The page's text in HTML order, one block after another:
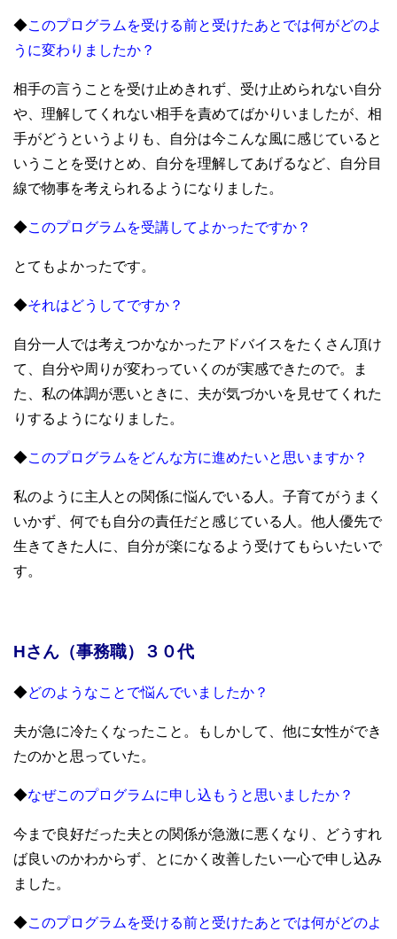
◆このプログラムを受ける前と受けたあとでは何がどのよ
うに変わりましたか？
相手の言うことを受け止めきれず、受け止められない自分
や、理解してくれない相手を責めてばかりいましたが、相
手がどうというよりも、自分は今こんな風に感じていると
いうことを受けとめ、自分を理解してあげるなど、自分目
線で物事を考えられるようになりました。
◆このプログラムを受講してよかったですか？
とてもよかったです。
◆それはどうしてですか？
自分一人では考えつかなかったアドバイスをたくさん頂け
て、自分や周りが変わっていくのが実感できたので。ま
た、私の体調が悪いときに、夫が気づかいを見せてくれた
りするようになりました。
◆このプログラムをどんな方に進めたいと思いますか？
私のように主人との関係に悩んでいる人。子育てがうまく
いかず、何でも自分の責任だと感じている人。他人優先で
生きてきた人に、自分が楽になるよう受けてもらいたいで
す。
Hさん（事務職）３０代
◆どのようなことで悩んでいましたか？
夫が急に冷たくなったこと。もしかして、他に女性ができ
たのかと思っていた。
◆なぜこのプログラムに申し込もうと思いましたか？
今まで良好だった夫との関係が急激に悪くなり、どうすれ
ば良いのかわからず、とにかく改善したい一心で申し込み
ました。
◆このプログラムを受ける前と受けたあとでは何がどのよ